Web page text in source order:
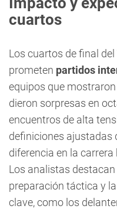
cuartos
Los cuartos de final del
prometen partidos
equipos que
dieron sorpresas en
encuentros de alta
definiciones ajustadas
diferencia en la carrera
Los analistas
preparación táctica y
clave, como los